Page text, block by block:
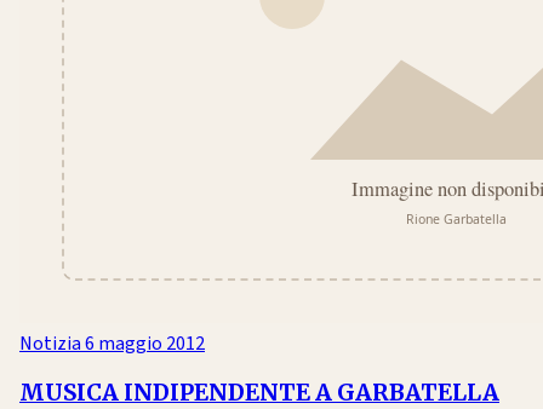
Notizia6 maggio 2012
MUSICA INDIPENDENTE A GARBATELLA